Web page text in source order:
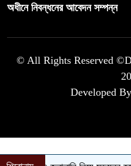
অধীনে নিবন্ধনের আবেদন সম্পন্ন
© All Rights Reserved
Developed By